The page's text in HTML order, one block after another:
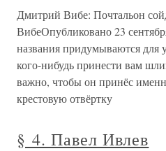
Дмитрий Вибе: Почтальон
ВибеОпубликовано 23
названия придумываются для
кого-нибудь принести вам
важно, чтобы он принёс
крестовую отвёртку
§ 4. Павел Ивлев